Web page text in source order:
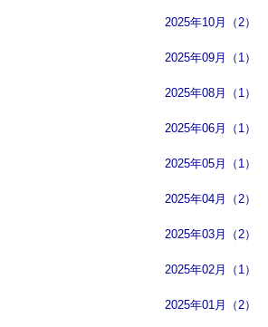
2025年10月（2）
2025年09月（1）
2025年08月（1）
2025年06月（1）
2025年05月（1）
2025年04月（2）
2025年03月（2）
2025年02月（1）
2025年01月（2）